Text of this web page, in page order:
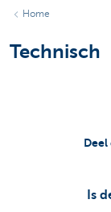
Home
Technisch
Is
Deel